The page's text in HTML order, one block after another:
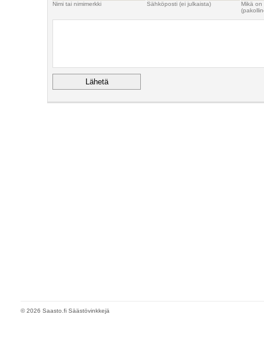
Nimi tai nimimerkki Sähköposti (ei julkaista)
Mikä
© 2026 Saasto.fi Säästövinkkejä